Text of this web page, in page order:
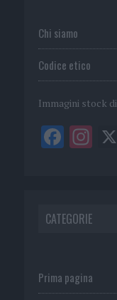
Chi siamo
Codice etico
Immagini stock di
CATEGORIE
Prima pagina